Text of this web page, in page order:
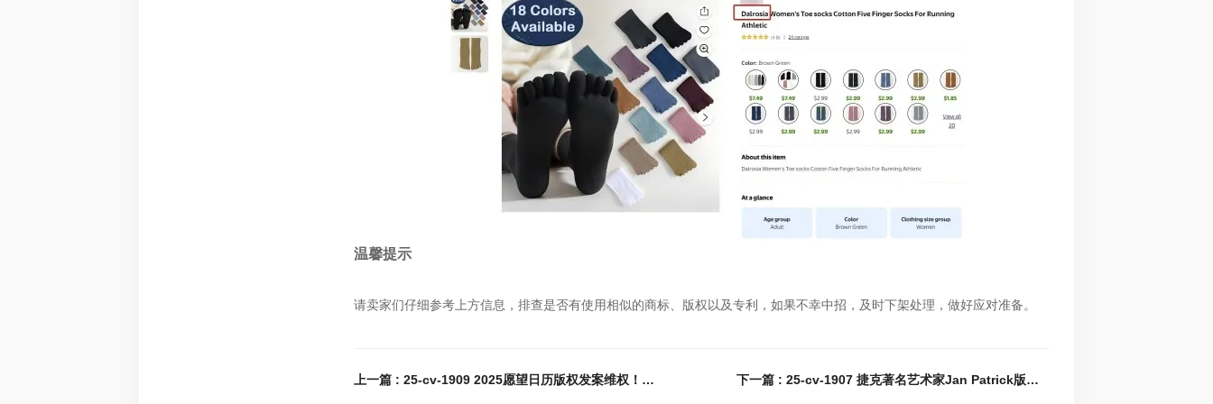
温馨提示
请卖家们仔细参考上方信息，排查是否有使用相似的商标、版权以及专利，如果不幸中招，及时下架处理，做好应对准备。
上一篇 : 25-cv-1909 2025愿望日历版权发案维权！这些图片谨慎使用，日历卖家速看避雷！ 下一篇 : 25-cv-1907 捷克著名艺术家Jan Patrick版权发案！这些奇幻风插画都有侵权风险，速看避雷！